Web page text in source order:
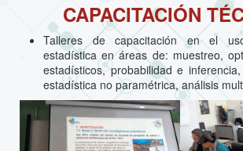
CAPACITACIÓN
Talleres de capacitación en el
estadística en áreas de: muestreo,
estadísticos, probabilidad e
estadística no paramétrica, análisis